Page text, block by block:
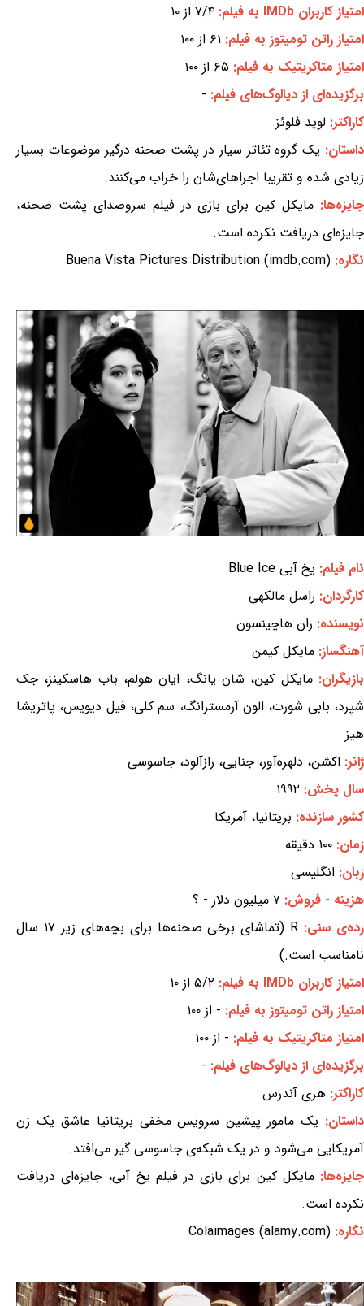
امتیاز کاربران IMDb به فیلم:
۷/۴ از ۱۰
امتیاز راتن تومیتوز به فیلم: ۶۱ از ۱۰۰
امتیاز متاکریتیک به فیلم: ۶۵ از ۱۰۰
برگزیده‌ای از دیالوگ‌های فیلم: -
کاراکتر: لوید فلوئز
داستان: یک گروه تئاتر سیار در پشت صحنه درگیر موضوعات بسیار
زیادی شده و تقریبا اجراهای‌شان را خراب می‌کنند.
جایزه‌ها: مایکل کین برای بازی در فیلم سروصدای پشت صحنه،
جایزه‌ای دریافت نکرده است.
نگاره: Buena Vista Pictures Distribution (imdb.com)
نام فیلم: یخ آبی Blue Ice
کارگردان: راسل مالکهی
نویسنده: ران هاچینسون
آهنگساز: مایکل کیمن
بازیگران:مایکل کین، شان یانگ، ایان هولم، باب هاسکینز، جک
شپرد، بابی شورت، الون آرمسترانگ، سم کلی، فیل دیویس، پاتریشا
هیز
ژانر: اکشن، دلهره‌آور، جنایی، رازآلود، جاسوسی
سال پخش: ۱۹۹۲
کشور سازنده: بریتانیا، آمریکا
زمان: ۱۰۰ دقیقه
زبان: انگلیسی
هزینه - فروش: ۷ میلیون دلار - ؟
رده‌ی سنی:
R (تماشای برخی صحنه‌ها برای بچه‌های زیر ۱۷ سال
نامناسب است.)
امتیاز کاربران IMDb به فیلم:
۵/۲ از ۱۰
امتیاز راتن تومیتوز به فیلم: - از ۱۰۰
امتیاز متاکریتیک به فیلم: - از ۱۰۰
برگزیده‌ای از دیالوگ‌های فیلم: -
کاراکتر: هری آندرس
داستان: یک مامور پیشین سرویس مخفی بریتانیا عاشق یک زن
آمریکایی می‌شود و در یک شبکه‌ی جاسوسی گیر می‌افتد.
جایزه‌ها:مایکل کین برای بازی در فیلم یخ آبی، جایزه‌ای دریافت
نکرده است.
نگاره: Colaimages (alamy.com)